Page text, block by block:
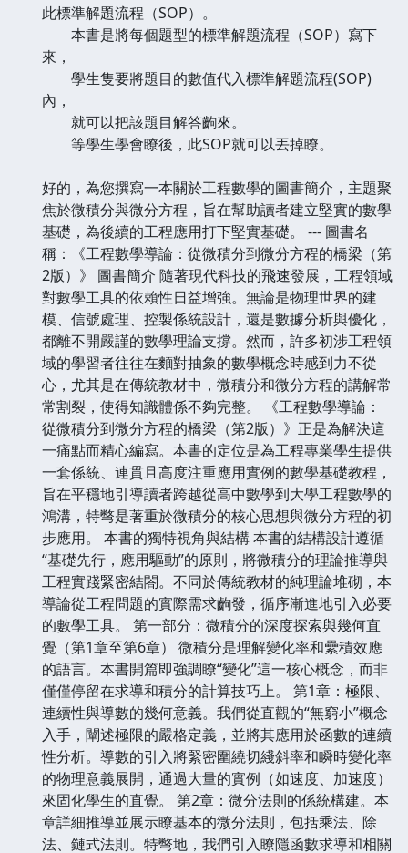
此標準解題流程（SOP）。
本書是將每個題型的標準解題流程（SOP）寫下
來，
學生隻要將題目的數值代入標準解題流程(SOP)
內，
就可以把該題目解答齣來。
等學生學會瞭後，此SOP就可以丟掉瞭。
好的，為您撰寫一本關於工程數學的圖書簡介，主題聚
焦於微積分與微分方程，旨在幫助讀者建立堅實的數學
基礎，為後續的工程應用打下堅實基礎。 --- 圖書名
稱：《工程數學導論：從微積分到微分方程的橋梁（第
2版）》 圖書簡介 隨著現代科技的飛速發展，工程領域
對數學工具的依賴性日益增強。無論是物理世界的建
模、信號處理、控製係統設計，還是數據分析與優化，
都離不開嚴謹的數學理論支撐。然而，許多初涉工程領
域的學習者往往在麵對抽象的數學概念時感到力不從
心，尤其是在傳統教材中，微積分和微分方程的講解常
常割裂，使得知識體係不夠完整。 《工程數學導論：
從微積分到微分方程的橋梁（第2版）》正是為解決這
一痛點而精心編寫。本書的定位是為工程專業學生提供
一套係統、連貫且高度注重應用實例的數學基礎教程，
旨在平穩地引導讀者跨越從高中數學到大學工程數學的
鴻溝，特彆是著重於微積分的核心思想與微分方程的初
步應用。 本書的獨特視角與結構 本書的結構設計遵循
“基礎先行，應用驅動”的原則，將微積分的理論推導與
工程實踐緊密結閤。不同於傳統教材的純理論堆砌，本
導論從工程問題的實際需求齣發，循序漸進地引入必要
的數學工具。 第一部分：微積分的深度探索與幾何直
覺（第1章至第6章） 微積分是理解變化率和纍積效應
的語言。本書開篇即強調瞭“變化”這一核心概念，而非
僅僅停留在求導和積分的計算技巧上。 第1章：極限、
連續性與導數的幾何意義。我們從直觀的“無窮小”概念
入手，闡述極限的嚴格定義，並將其應用於函數的連續
性分析。導數的引入將緊密圍繞切綫斜率和瞬時變化率
的物理意義展開，通過大量的實例（如速度、加速度）
來固化學生的直覺。 第2章：微分法則的係統構建。本
章詳細推導並展示瞭基本的微分法則，包括乘法、除
法、鏈式法則。特彆地，我們引入瞭隱函數求導和相關